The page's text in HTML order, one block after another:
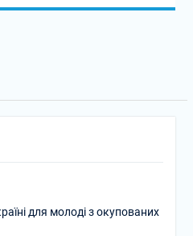
для молоді з окупованих